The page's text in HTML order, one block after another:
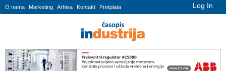
Log In
O nama Marketing Arhiva Kontakt Pretplata